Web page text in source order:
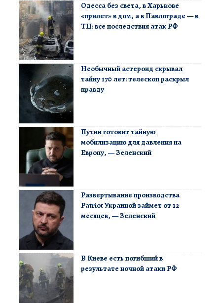
Одесса без света, в Харькове
«прилет» в дом, а в Павлограде — в
ТЦ: все последствия атак РФ
Необычный астероид скрывал
тайну 170 лет: телескоп раскрыл
правду
Путин готовит тайную
мобилизацию для давления на
Европу, — Зеленский
Развертывание производства
Patriot Украиной займет от 12
месяцев, — Зеленский
В Киеве есть погибший в
результате ночной атаки РФ